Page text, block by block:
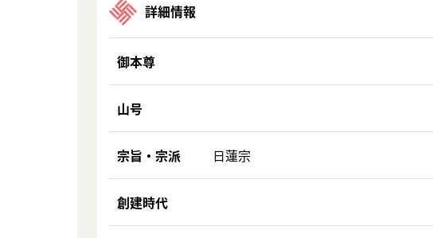
詳細情報
御本尊
山号
宗旨・宗派 日蓮宗
創建時代